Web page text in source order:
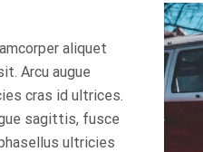
aliquet
Arcu augue
cras id ultrices.
sagittis, fusce
ultricies